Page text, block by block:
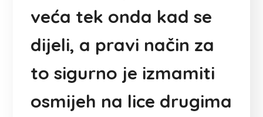
veća tek onda kad se
dijeli, a pravi način za
to sigurno je izmamiti
osmijeh na lice drugima